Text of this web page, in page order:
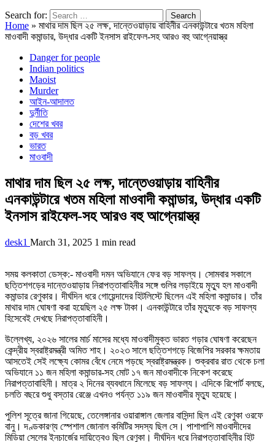
Search for:
Home » মাথার দাম ছিল ২৫ লক্ষ, দান্তেওয়াড়ায় বাহিনীর এনকাউন্টারে খতম মহিলা
মাওবাদী কমান্ডার, উদ্ধার একটি ইনসাস রাইফেল-সহ আরও বহু আগ্নেয়াস্ত্র
Danger for people
Indian politics
Maoist
Murder
আইন-আদালত
দুর্নীতি
দেশের খবর
বড় খবর
ভারত
মাওবাদী
মাথার দাম ছিল ২৫ লক্ষ, দান্তেওয়াড়ায় বাহিনীর
এনকাউন্টারে খতম মহিলা মাওবাদী কমান্ডার, উদ্ধার একটি
ইনসাস রাইফেল-সহ আরও বহু আগ্নেয়াস্ত্র
desk1 March 31, 2025 1 min read
সময় কলকাতা ডেস্ক:- মাওবাদী দমন অভিযানে ফের বড় সাফল্য। সোমবার সকালে
ছত্তিশগড়ের দান্তেওয়াড়ায় নিরাপত্তাবাহিনীর সঙ্গে গুলির লড়াইয়ে মৃত্যু হল মাওবাদী
কমান্ডার রেণুকার। দীর্ঘদিন ধরে গোয়েন্দাদের হিটলিস্টে ছিলেন এই মহিলা কমান্ডার। তাঁর
মাথার দাম ঘোষণা করা হয়েছিল ২৫ লক্ষ টাকা। এনকাউন্টারে তাঁর মৃত্যুকে বড় সাফল্য
হিসেবেই দেখছে নিরাপত্তাবাহিনী।
উল্লেখ্য, ২০২৬ সালের মার্চ মাসের মধ্যে মাওবাদীমুক্ত ভারত গড়ার ঘোষণা করেছেন
কেন্দ্রীয় স্বরাষ্ট্রমন্ত্রী অমিত শাহ। ২০২৩ সালে ছত্তিশগড়ে বিজেপির সরকার ক্ষমতায়
আসতেই সেই লক্ষ্যে কোমর বেঁধে নেমে পড়ছে স্বরাষ্ট্রমন্ত্রক। শুক্রবার রাত থেকে চলা
অভিযানে ১১ জন মহিলা কমান্ডার-সহ মোট ১৭ জন মাওবাদীকে নিকেশ করেছে
নিরাপত্তাবাহিনী। মাত্র ২ দিনের ব্যবধানে মিলেছে বড় সাফল্য। এদিকে রিপোর্ট বলছে,
চলতি বছরে শুধু বস্তার রেঞ্জে এখনও পর্যন্ত ১১৯ জন মাওবাদীর মৃত্যু হয়েছে।
পুলিশ সূত্রে জানা গিয়েছে, তেলেঙ্গানার ওয়ারাঙ্গাল জেলার বাসিন্দা ছিল এই রেণুকা ওরফে
বানু। দণ্ডকারণ্য স্পেশাল জোনাল কমিটির সদস্য ছিল সে। পাশাপাশি মাওবাদীদের
মিডিয়া সেলের ইনচার্জের দায়িত্বেও ছিল রেণুকা। দীর্ঘদিন ধরে নিরাপত্তাবাহিনীর হিট